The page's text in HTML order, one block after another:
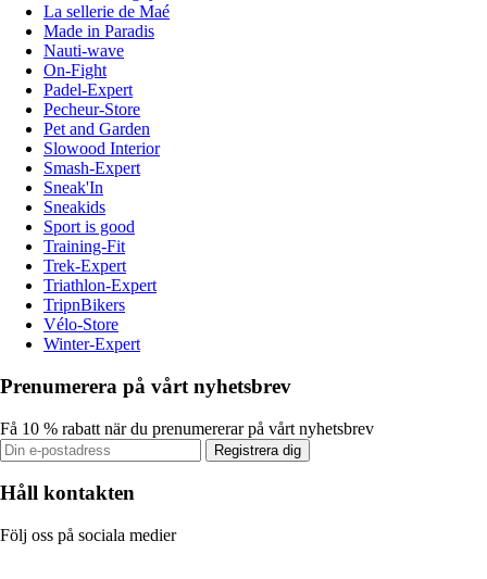
La sellerie de Maé
Made in Paradis
Nauti-wave
On-Fight
Padel-Expert
Pecheur-Store
Pet and Garden
Slowood Interior
Smash-Expert
Sneak'In
Sneakids
Sport is good
Training-Fit
Trek-Expert
Triathlon-Expert
TripnBikers
Vélo-Store
Winter-Expert
Prenumerera på vårt nyhetsbrev
Få 10 % rabatt när du prenumererar på vårt nyhetsbrev
Registrera dig
Håll kontakten
Följ oss på sociala medier